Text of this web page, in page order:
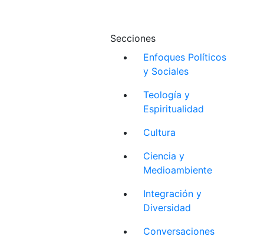
Secciones
Enfoques Políticos
y Sociales
Teología y
Espiritualidad
Cultura
Ciencia y
Medioambiente
Integración y
Diversidad
Conversaciones